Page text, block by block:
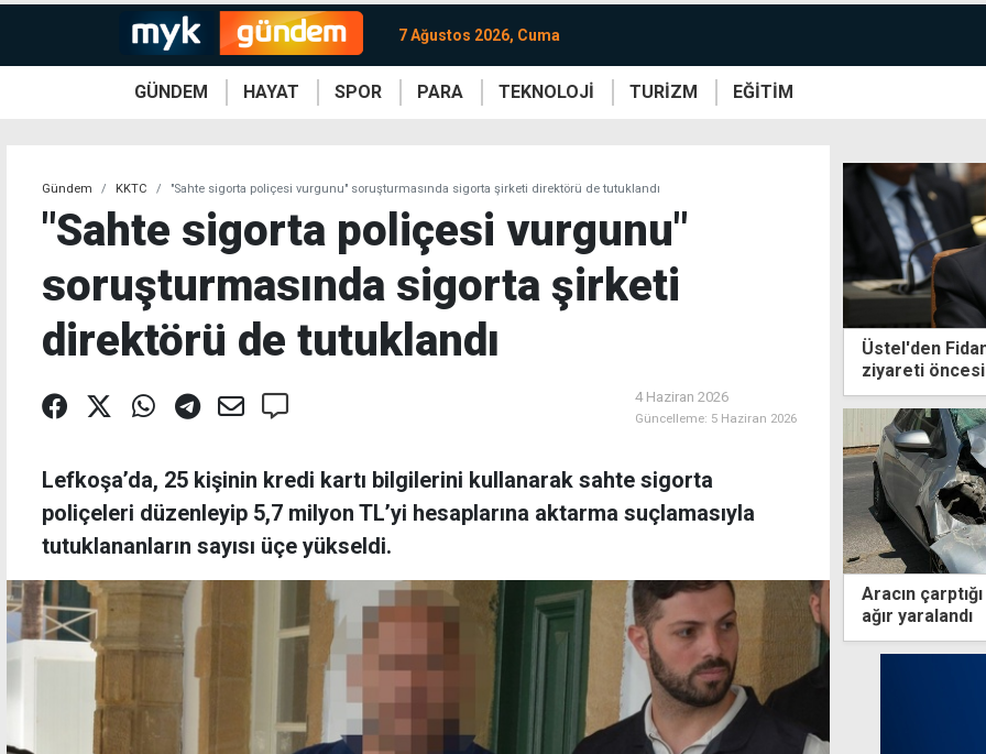
7 Ağustos 2026, Cuma
GÜNDEM HAYAT SPOR PARA TEKNOLOJİ TURİZM EĞİTİM
Gündem KKTC "Sahte sigorta poliçesi vurgunu" soruşturmasında sigorta şirketi direktörü de tutuklandı
"Sahte sigorta poliçesi vurgunu"
soruşturmasında sigorta şirketi
direktörü de tutuklandı
4 Haziran 2026
Güncelleme: 5 Haziran 2026
Lefkoşa’da, 25 kişinin kredi kartı bilgilerini kullanarak sahte sigorta
poliçeleri düzenleyip 5,7 milyon TL’yi hesaplarına aktarma suçlamasıyla
tutuklananların sayısı üçe yükseldi.
Üstel'den
ziyareti öncesi
Aracın
ağır yaralandı